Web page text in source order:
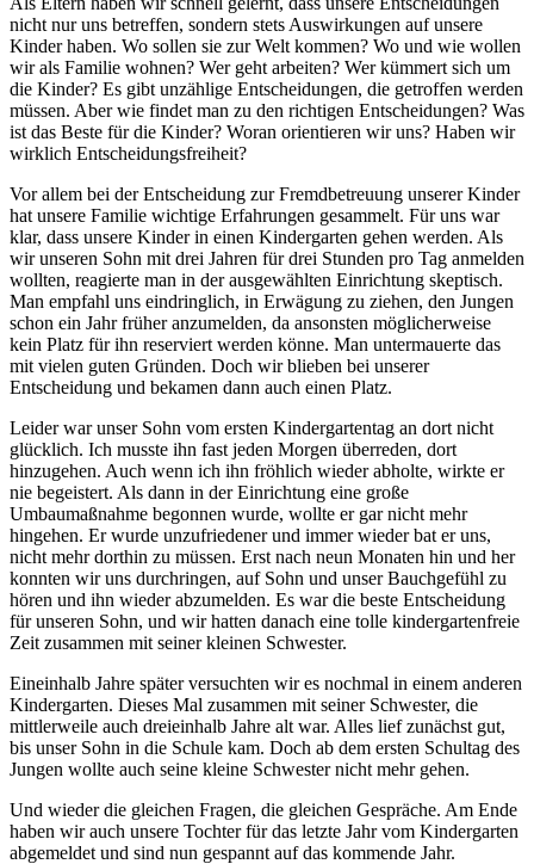
nicht nur uns betreffen, sondern stets Auswirkungen auf unsere
Kinder haben. Wo sollen sie zur Welt kommen? Wo und wie wollen
wir als Familie wohnen? Wer geht arbeiten? Wer kümmert sich um
die Kinder? Es gibt unzählige Entscheidungen, die getroffen werden
müssen. Aber wie findet man zu den richtigen Entscheidungen? Was
ist das Beste für die Kinder? Woran orientieren wir uns? Haben wir
wirklich Entscheidungsfreiheit?
Vor allem bei der Entscheidung zur Fremdbetreuung unserer Kinder
hat unsere Familie wichtige Erfahrungen gesammelt. Für uns war
klar, dass unsere Kinder in einen Kindergarten gehen werden. Als
wir unseren Sohn mit drei Jahren für drei Stunden pro Tag anmelden
wollten, reagierte man in der ausgewählten Einrichtung skeptisch.
Man empfahl uns eindringlich, in Erwägung zu ziehen, den Jungen
schon ein Jahr früher anzumelden, da ansonsten möglicherweise
kein Platz für ihn reserviert werden könne. Man untermauerte das
mit vielen guten Gründen. Doch wir blieben bei unserer
Entscheidung und bekamen dann auch einen Platz.
Leider war unser Sohn vom ersten Kindergartentag an dort nicht
glücklich. Ich musste ihn fast jeden Morgen überreden, dort
hinzugehen. Auch wenn ich ihn fröhlich wieder abholte, wirkte er
nie begeistert. Als dann in der Einrichtung eine große
Umbaumaßnahme begonnen wurde, wollte er gar nicht mehr
hingehen. Er wurde unzufriedener und immer wieder bat er uns,
nicht mehr dorthin zu müssen. Erst nach neun Monaten hin und her
konnten wir uns durchringen, auf Sohn und unser Bauchgefühl zu
hören und ihn wieder abzumelden. Es war die beste Entscheidung
für unseren Sohn, und wir hatten danach eine tolle kindergartenfreie
Zeit zusammen mit seiner kleinen Schwester.
Eineinhalb Jahre später versuchten wir es nochmal in einem anderen
Kindergarten. Dieses Mal zusammen mit seiner Schwester, die
mittlerweile auch dreieinhalb Jahre alt war. Alles lief zunächst gut,
bis unser Sohn in die Schule kam. Doch ab dem ersten Schultag des
Jungen wollte auch seine kleine Schwester nicht mehr gehen.
Und wieder die gleichen Fragen, die gleichen Gespräche. Am Ende
haben wir auch unsere Tochter für das letzte Jahr vom Kindergarten
abgemeldet und sind nun gespannt auf das kommende Jahr.